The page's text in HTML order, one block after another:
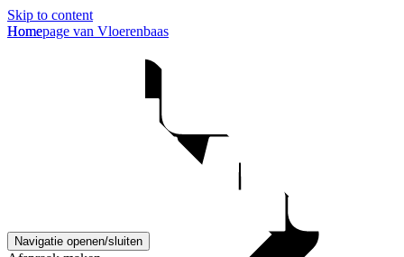
Skip to content
Homepage van Vloerenbaas
Navigatie openen/sluiten
Home